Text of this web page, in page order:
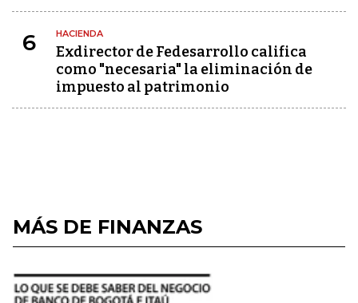
6 HACIENDA
Exdirector de Fedesarrollo califica
como "necesaria" la eliminación de
impuesto al patrimonio
MÁS DE FINANZAS